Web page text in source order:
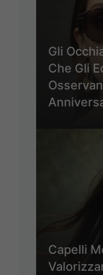
Gli
Che Gli
Capelli